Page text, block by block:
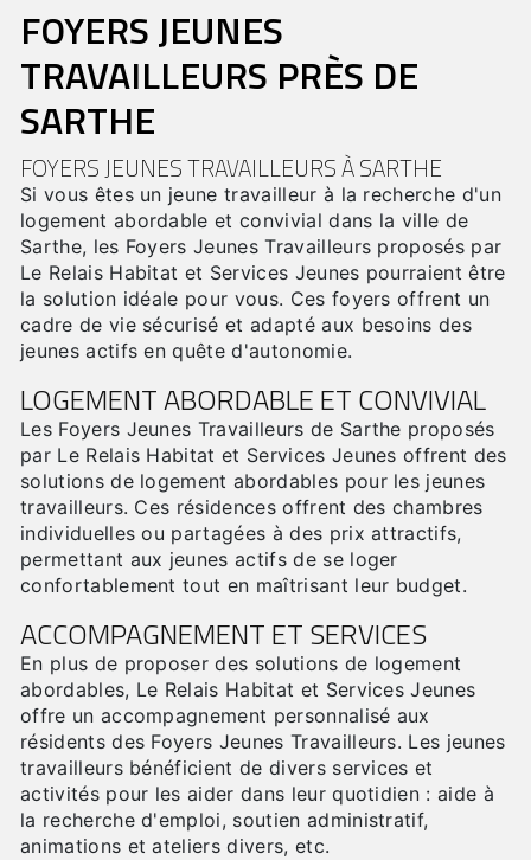
FOYERS JEUNES
TRAVAILLEURS PRÈS DE
SARTHE
FOYERS JEUNES TRAVAILLEURS À SARTHE
Si vous êtes un jeune travailleur à la recherche d'un
logement abordable et convivial dans la ville de
Sarthe, les Foyers Jeunes Travailleurs proposés par
Le Relais Habitat et Services Jeunes pourraient être
la solution idéale pour vous. Ces foyers offrent un
cadre de vie sécurisé et adapté aux besoins des
jeunes actifs en quête d'autonomie.
LOGEMENT ABORDABLE ET CONVIVIAL
Les Foyers Jeunes Travailleurs de Sarthe proposés
par Le Relais Habitat et Services Jeunes offrent des
solutions de logement abordables pour les jeunes
travailleurs. Ces résidences offrent des chambres
individuelles ou partagées à des prix attractifs,
permettant aux jeunes actifs de se loger
confortablement tout en maîtrisant leur budget.
ACCOMPAGNEMENT ET SERVICES
En plus de proposer des solutions de logement
abordables, Le Relais Habitat et Services Jeunes
offre un accompagnement personnalisé aux
résidents des Foyers Jeunes Travailleurs. Les jeunes
travailleurs bénéficient de divers services et
activités pour les aider dans leur quotidien : aide à
la recherche d'emploi, soutien administratif,
animations et ateliers divers, etc.